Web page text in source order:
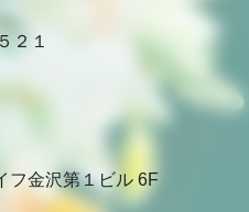
２１
フ金沢第１ビル 6F